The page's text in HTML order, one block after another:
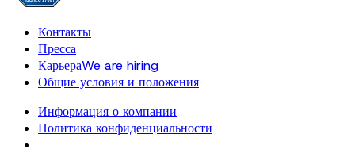
Контакты
Пресса
КарьераWe are hiring
Общие условия и положения
Информация о компании
Политика конфиденциальности